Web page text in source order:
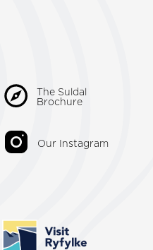
The Suldal
Brochure
Our Instagram